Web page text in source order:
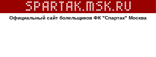
Официальный сайт болельщиков ФК "Спартак" Москва